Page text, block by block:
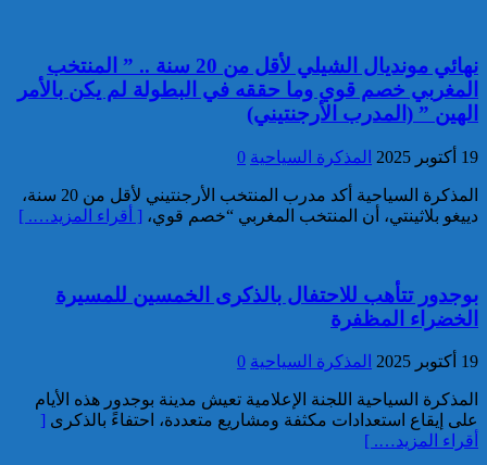
خبير: “البيعة الإلكترونية” تكشف
تحول الإرهاب الرقمي بعد تفكيك
خلية داعشية بتطوان
تركيا:القضاء يأمر بحبس رئيس
بلدية إسطنبول على ذمة التحقيق
تفكيك خلية إرهابية مرتبطة بالفرع
الإفريقي ل”داعش”: ضبط عبوة
ناسفة إضافية في طور التركيب
نهائي مونديال الشيلي لأقل من 20 سنة .. ” المنتخب
المغربي خصم قوي وما حققه في البطولة لم يكن بالأمر
الهين ” (المدرب الأرجنتيني)
19 أكتوبر 2025 المذكرة السياحية 0
المذكرة السياحية أكد مدرب المنتخب الأرجنتيني لأقل من 20 سنة،
دييغو بلاثينتي، أن المنتخب المغربي “خصم قوي، [ أقراء المزيد…. ]
بوجدور تتأهب للاحتفال بالذكرى الخمسين للمسيرة
الخضراء المظفرة
19 أكتوبر 2025 المذكرة السياحية 0
المذكرة السياحية اللجنة الإعلامية تعيش مدينة بوجدور هذه الأيام
على إيقاع استعدادات مكثفة ومشاريع متعددة، احتفاءً بالذكرى [
أقراء المزيد…. ]